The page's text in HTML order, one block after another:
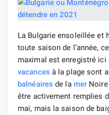
La Bulgarie ensoleillée et
toute saison de l’année,
maximal est enregistré ici
vacances à la plage sont
balnéaires de la mer
être activement remplies
mai, mais la saison de